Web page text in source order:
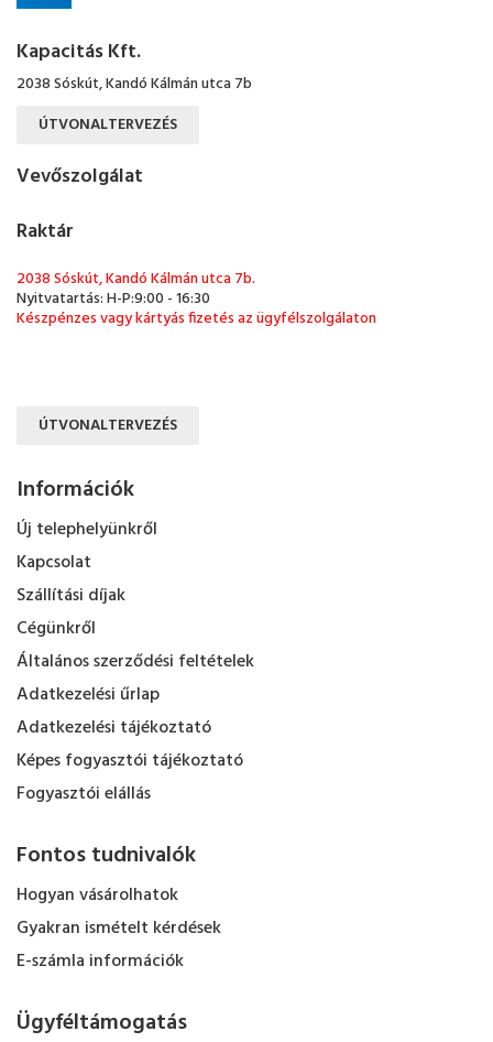
Kapacitás Kft.
2038 Sóskút, Kandó Kálmán utca 7b
ÚTVONALTERVEZÉS
Vevőszolgálat
Raktár
2038 Sóskút, Kandó Kálmán utca 7b.
Nyitvatartás: H-P:9:00 - 16:30
Készpénzes vagy kártyás fizetés az ügyfélszolgálaton
ÚTVONALTERVEZÉS
Információk
Új telephelyünkről
Kapcsolat
Szállítási díjak
Cégünkről
Általános szerződési feltételek
Adatkezelési űrlap
Adatkezelési tájékoztató
Képes fogyasztói tájékoztató
Fogyasztói elállás
Fontos tudnivalók
Hogyan vásárolhatok
Gyakran ismételt kérdések
E-számla információk
Ügyféltámogatás